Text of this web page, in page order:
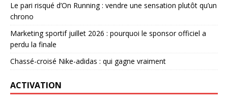
Le pari risqué d’On Running : vendre une sensation plutôt qu’un
chrono
Marketing sportif juillet 2026 : pourquoi le sponsor officiel a
perdu la finale
Chassé-croisé Nike-adidas : qui gagne vraiment
ACTIVATION